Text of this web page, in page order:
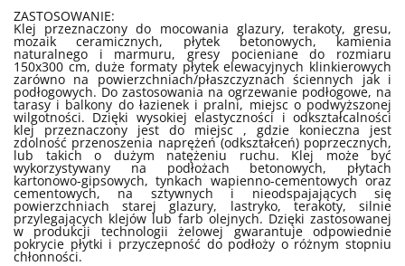
ZASTOSOWANIE:
Klej przeznaczony do mocowania glazury, terakoty, gresu,
mozaik ceramicznych, płytek betonowych, kamienia
naturalnego i marmuru, gresy pocieniane do rozmiaru
150x300 cm, duże formaty płytek elewacyjnych klinkierowych
zarówno na powierzchniach/płaszczyznach ściennych jak i
podłogowych. Do zastosowania na ogrzewanie podłogowe, na
tarasy i balkony do łazienek i pralni, miejsc o podwyższonej
wilgotności. Dzięki wysokiej elastyczności i odkształcalności
klej przeznaczony jest do miejsc , gdzie konieczna jest
zdolność przenoszenia naprężeń (odkształceń) poprzecznych,
lub takich o dużym natężeniu ruchu. Klej może być
wykorzystywany na podłożach betonowych, płytach
kartonowo-gipsowych, tynkach wapienno-cementowych oraz
cementowych, na sztywnych i nieodspajających się
powierzchniach starej glazury, lastryko, terakoty, silnie
przylegających klejów lub farb olejnych. Dzięki zastosowanej
w produkcji technologii żelowej gwarantuje odpowiednie
pokrycie płytki i przyczepność do podłoży o różnym stopniu
chłonności.